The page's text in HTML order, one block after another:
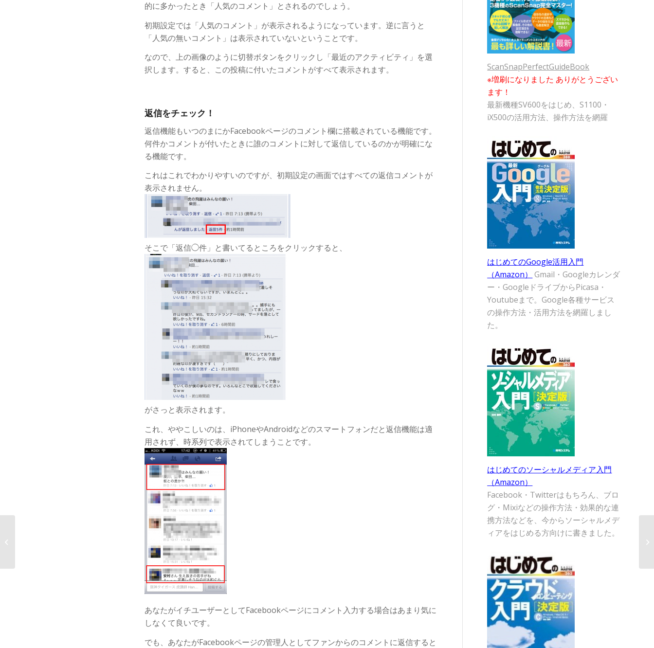
的に多かったとき「人気のコメント」とされるのでしょう。
初期設定では「人気のコメント」が表示されるようになっています。逆に言うと
「人気の無いコメント」は表示されていないということです。
なので、上の画像のように切替ボタンをクリックし「最近のアクティビティ」を選
択します。すると、この投稿に付いたコメントがすべて表示されます。
返信をチェック！
返信機能もいつのまにかFacebookページのコメント欄に搭載されている機能です。
何件かコメントが付いたときに誰のコメントに対して返信しているのかが明確にな
る機能です。
これはこれでわかりやすいのですが、初期設定の画面ではすべての返信コメントが
表示されません。
そこで「返信◯件」と書いてるところをクリックすると、
がさっと表示されます。
これ、ややこしいのは、iPhoneやAndroidなどのスマートフォンだと返信機能は適
用されず、時系列で表示されてしまうことです。
あなたがイチユーザーとしてFacebookページにコメント入力する場合はあまり気に
しなくて良いです。
でも、あなたがFacebookページの管理人としてファンからのコメントに返信すると
ScanSnapPerfectGuideBook
※増刷になりました ありがとうござい
ます！
最新機種SV600をはじめ、S1100・
iX500の活用方法、操作方法を網羅
はじめてのGoogle活用入門
（Amazon）
Gmail・Googleカレンダ
ー・GoogleドライブからPicasa・
Youtubeまで。Google各種サービス
の操作方法・活用方法を網羅しまし
た。
はじめてのソーシャルメディア入門
（Amazon）
Facebook・Twitterはもちろん、ブロ
グ・Mixiなどの操作方法・効果的な連
携方法などを、今からソーシャルメデ
ィアをはじめる方向けに書きました。